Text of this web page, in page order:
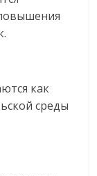
как
среды